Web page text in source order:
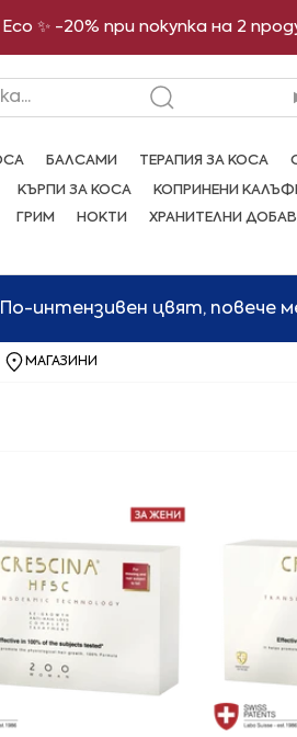
интензивен цвят, повече
✨ -20% при покупка на 2
БАЛСАМИ ТЕРАПИЯ ЗА КОСА
КЪРПИ ЗА КОСА КОПРИНЕНИ
ГРИМ НОКТИ ХРАНИТЕЛНИ
МАГАЗИНИ